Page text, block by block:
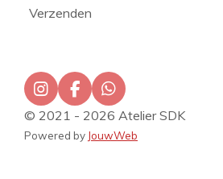
Verzenden
I
n
s
t
F
a
e
W
h
a
t
© 2021 - 2026 Atelier SDK
Powered by JouwWeb